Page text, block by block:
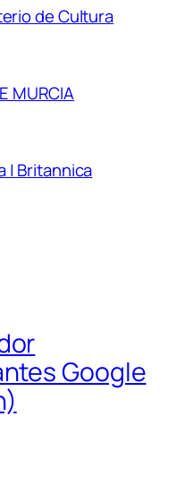
de Cultura
MURCIA
| Britannica
Google